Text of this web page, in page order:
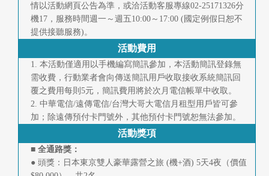
情以活動網頁公告為準，或洽活動客服專線02-25171326分
機17，服務時間週一～週五10:00～17:00 (國定例假日恕不
提供接聽服務)。
活動費用
1. 本活動僅適用以手機編寫簡訊參加，本活動簡訊登錄無
需收費，行動業者會向傳送簡訊用戶收取接收系統簡訊回
覆之費用每則5元，簡訊費用將於次月電信帳單中收取。
2. 中華電信/遠傳電信/台灣大哥大電信月租型用戶皆可參
加；除遠傳預付卡門號外，其他預付卡門號恕無法參加。
活動獎項
■ 全通路獎：
● 頭獎：日本東京雙人豪華露營之旅 (機+酒) 5天4夜（價值